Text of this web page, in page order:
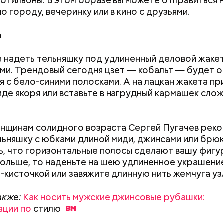
городу, вечеринку или в кино с друзьями.
тельняшку под удлиненный деловой
Трендовый сегодня цвет — кобальт — будет
с бело-синими полосками. А на лацкан жакета
якоря или вставьте в нагрудный кармашек
солидного возраста Сергей Пугачев
с юбками длиной миди, джинсами или
что горизонтальные полосы сделают вашу
то наденьте на шею удлиненное
кисточкой или завяжите длинную нить жемчуга
Как носить мужские джинсовые рубашки:
по стилю
проникся христианской религией и рано
свою жизнь Богу. Целыми днями отрок
вечерам молился и читал книги. Его дядя,
видя такое усердие, сделал юношу чтецом, а
священника. Все богатства, полученные в
в городе Мире. Он был страстным
Ему также приписывают разрушение
храмов и чудеса, творимые силой молитвы. Этот
врача исцелял больных, обреченных на
мертвых.
и картофеля с яблоками